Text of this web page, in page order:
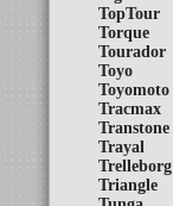
TopTour
Torque
Tourador
Toyo
Toyomoto
Tracmax
Transtone
Trayal
Trelleborg
Triangle